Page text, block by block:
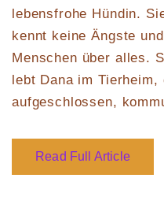
lebensfrohe Hündin.
kennt keine Ängste
Menschen über alles.
lebt Dana im
aufgeschlossen,
Read Full Article